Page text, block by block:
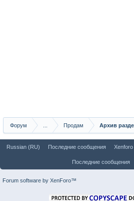
Форум Продам Архив
Russian (RU) Последние сообщения
Последние сообщения
Forum software by XenForo™